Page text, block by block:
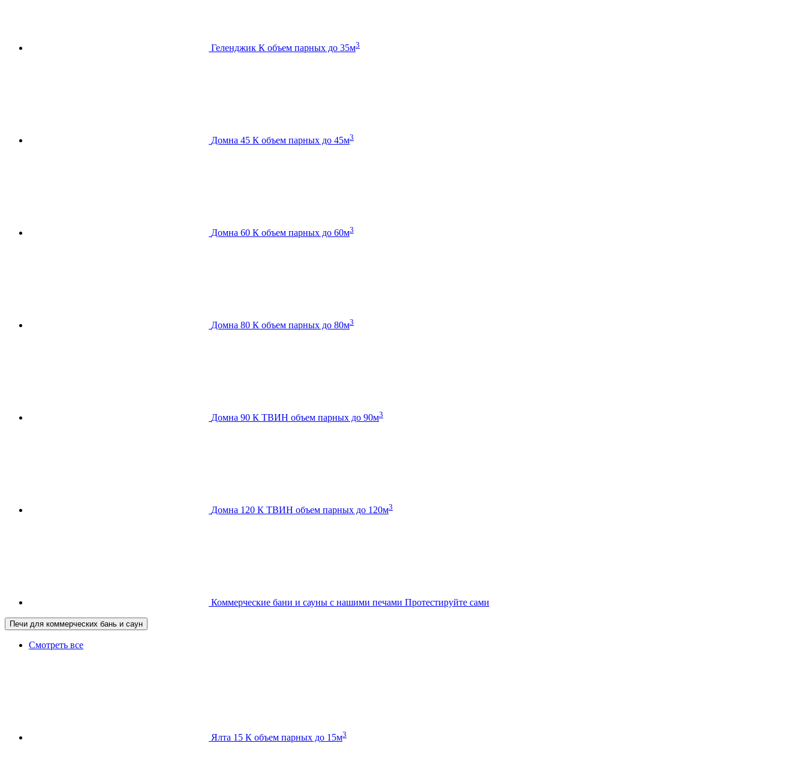
Геленджик К объем парных до 35м3
Домна 45 К объем парных до 45м3
Домна 60 К объем парных до 60м3
Домна 80 К объем парных до 80м3
Домна 90 К ТВИН объем парных до 90м3
Домна 120 К ТВИН объем парных до 120м3
Коммерческие бани и сауны с нашими печами Протестируйте сами
Печи для коммерческих бань и саун
Смотреть все
Ялта 15 К объем парных до 15м3